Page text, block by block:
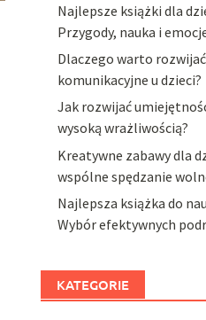
Najlepsze książki dla
Przygody, nauka i
Dlaczego warto
komunikacyjne u dzieci?
Jak rozwijać
wysoką wrażliwością?
Kreatywne zabawy dla
wspólne spędzanie
Najlepsza książka do
Wybór efektywnych
KATEGORIE